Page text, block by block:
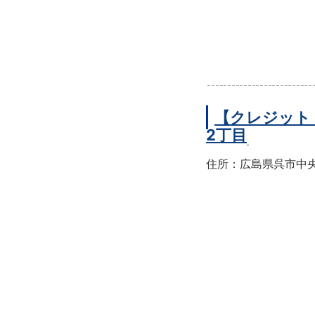
【クレジッ
2丁目
住所：広島県呉市中